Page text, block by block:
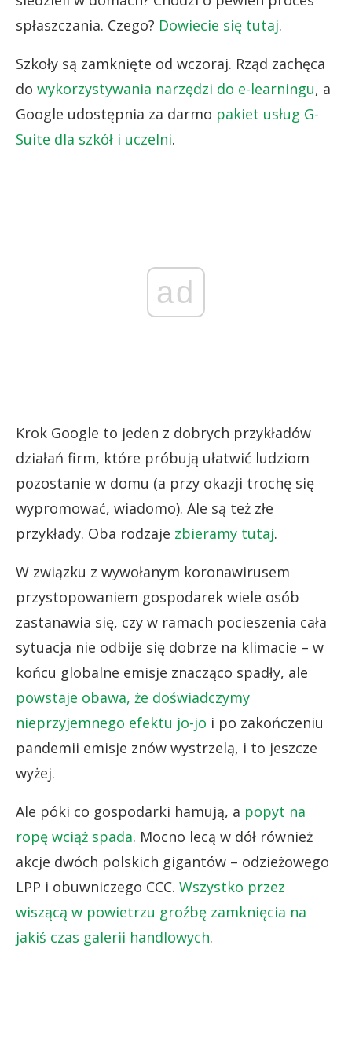
spłaszczania. Czego? Dowiecie się tutaj.
Szkoły są zamknięte od wczoraj. Rząd zachęca
do wykorzystywania narzędzi do e-learningu, a
Google udostępnia za darmo pakiet usług G-
Suite dla szkół i uczelni.
ad
Krok Google to jeden z dobrych przykładów
działań firm, które próbują ułatwić ludziom
pozostanie w domu (a przy okazji trochę się
wypromować, wiadomo). Ale są też złe
przykłady. Oba rodzaje zbieramy tutaj.
W związku z wywołanym koronawirusem
przystopowaniem gospodarek wiele osób
zastanawia się, czy w ramach pocieszenia cała
sytuacja nie odbije się dobrze na klimacie – w
końcu globalne emisje znacząco spadły, ale
powstaje obawa, że doświadczymy
nieprzyjemnego efektu jo-jo i po zakończeniu
pandemii emisje znów wystrzelą, i to jeszcze
wyżej.
Ale póki co gospodarki hamują, a popyt na
ropę wciąż spada. Mocno lecą w dół również
akcje dwóch polskich gigantów – odzieżowego
LPP i obuwniczego CCC. Wszystko przez
wiszącą w powietrzu groźbę zamknięcia na
jakiś czas galerii handlowych.